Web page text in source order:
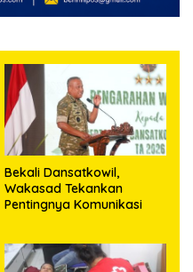
Bekali Dansatkowil,
Wakasad Tekankan
Pentingnya Komunikasi